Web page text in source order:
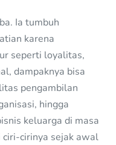
Ia tumbuh
karena
seperti loyalitas,
dampaknya bisa
pengambilan
hingga
keluarga di masa
ciri-cirinya sejak awal